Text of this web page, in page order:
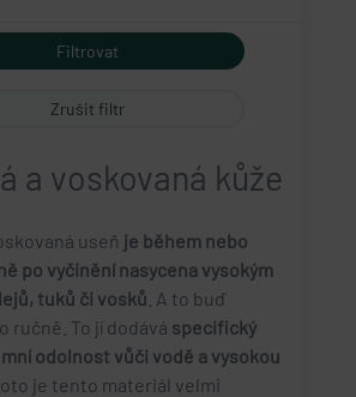
Zrušit filtr
a voskovaná kůže
useň je během nebo
po vyčinění nasycena vysokým
tuků či vosků . A to buď
ručně. To jí dodává specifický
odolnost vůči vodě a vysokou
je tento materiál velmi